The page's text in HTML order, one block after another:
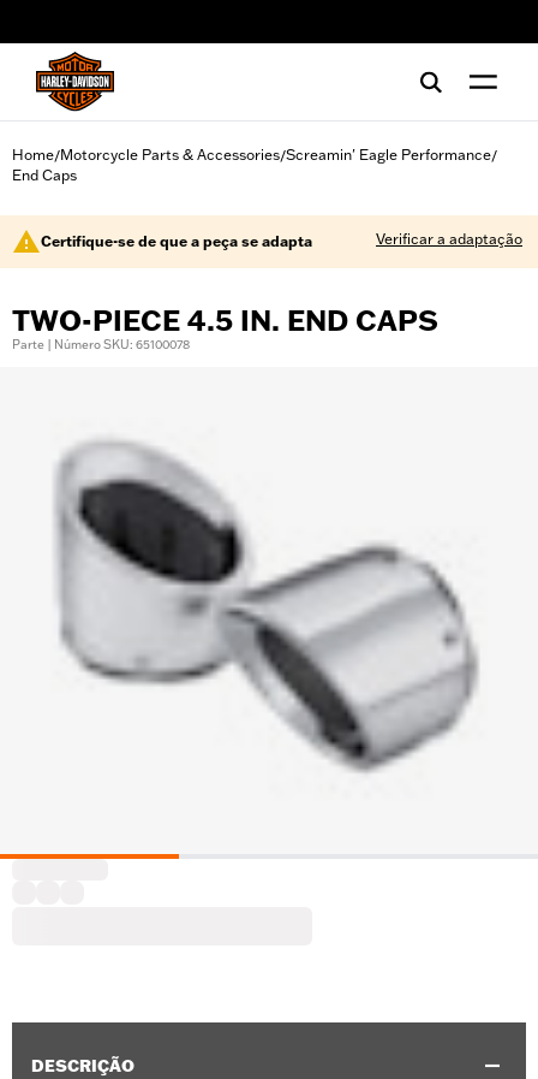
Home/Motorcycle Parts & Accessories/Screamin' Eagle Performance/
End Caps
Certifique-se de que a peça se adapta Verificar a adaptação
TWO-PIECE 4.5 IN. END CAPS
Parte | Número SKU: 65100078
DESCRIÇÃO